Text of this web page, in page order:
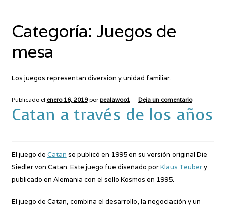
Categoría: Juegos de
mesa
Los juegos representan diversión y unidad familiar.
Publicado el enero 16, 2019 porpealawoo1 — Deja un comentario
Catan a través de los años
El juego de Catan se publicó en 1995 en su versión original Die
Siedler von Catan. Este juego fue diseñado porKlaus Teubery
publicado en Alemania con el sello Kosmos en 1995.
El juego de Catan, combina el desarrollo, la negociación y un